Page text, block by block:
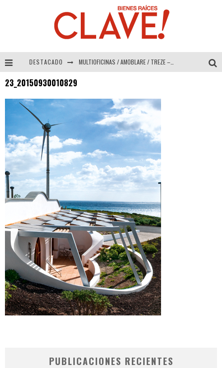
DESTACADO MULTIOFICINAS / AMOBLARE / TREZE – Especial Interiorismo & Decoración 2026
23_20150930010829
PUBLICACIONES RECIENTES